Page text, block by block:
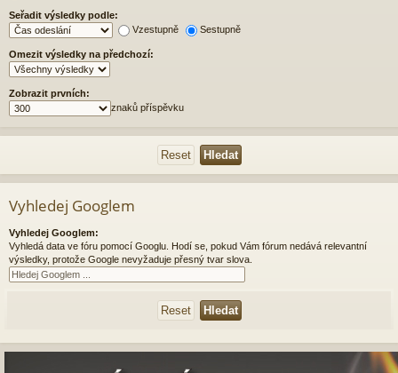
Seřadit výsledky podle:
Vzestupně
Sestupně
Omezit výsledky na předchozí:
Zobrazit prvních:
znaků příspěvku
Vyhledej Googlem
Vyhledej Googlem:
Vyhledá data ve fóru pomocí Googlu. Hodí se, pokud Vám fórum nedává relevantní
výsledky, protože Google nevyžaduje přesný tvar slova.